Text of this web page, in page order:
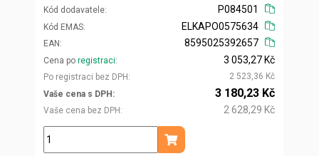
Kód dodavatele
P084501
Kód EMAS
EAN
ELKAPO0575634
8595025392657
Cena po registraci
Po registraci bez DPH
3 053,27 Kč
2 523,36 Kč
Vaše cena s DPH
Vaše cena bez DPH
3 180,23 Kč
2 628,29 Kč
ks
Přidat do košíku